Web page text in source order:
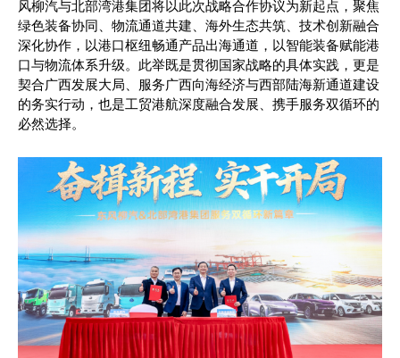
风柳汽与北部湾港集团将以此次战略合作协议为新起点，聚焦
绿色装备协同、物流通道共建、海外生态共筑、技术创新融合
深化协作，以港口枢纽畅通产品出海通道，以智能装备赋能港
口与物流体系升级。此举既是贯彻国家战略的具体实践，更是
契合广西发展大局、服务广西向海经济与西部陆海新通道建设
的务实行动，也是工贸港航深度融合发展、携手服务双循环的
必然选择。